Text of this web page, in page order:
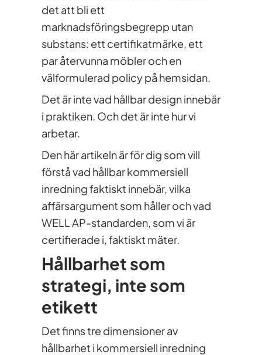
det att bli ett
marknadsföringsbegrepp utan
substans: ett certifikatmärke, ett
par återvunna möbler och en
välformulerad policy på hemsidan.
Det är inte vad hållbar design innebär
i praktiken. Och det är inte hur vi
arbetar.
Den här artikeln är för dig som vill
förstå vad hållbar kommersiell
inredning faktiskt innebär, vilka
affärsargument som håller och vad
WELL AP-standarden, som vi är
certifierade i, faktiskt mäter.
Hållbarhet som
strategi, inte som
etikett
Det finns tre dimensioner av
hållbarhet i kommersiell inredning